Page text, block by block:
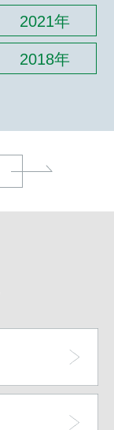
2021年
2018年